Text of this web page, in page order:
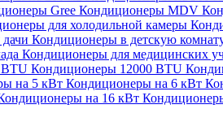
Gree Кондиционеры MDV
для холодильной камеры
Кондиционеры в детскую
Кондиционеры для медицинских
Кондиционеры 12000 BTU
на 5 кВт Кондиционеры на 6 кВт
на 16 кВт